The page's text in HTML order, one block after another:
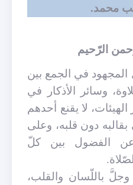
محمد.
الرّحيم
في الجمع بين
وسائر الأذكار في
لا يقنع أحدهم
بقالبه دون قلبه، وعلى
الفضول بين كلّ
باللّسان والقلب،